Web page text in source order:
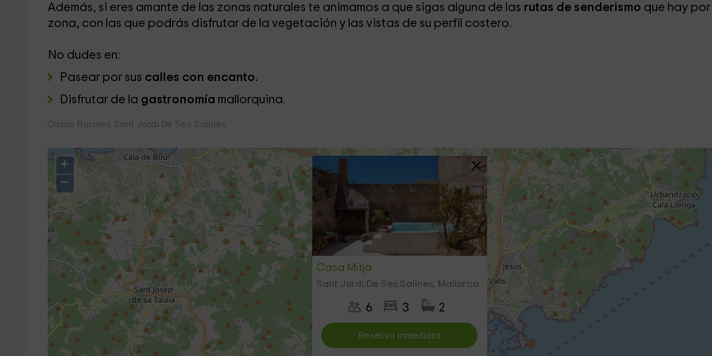
Además, si eres amante de las zonas naturales te animamos a que sigas alguna de las rutas de senderismo que hay por
zona, con las que podrás disfrutar de la vegetación y las vistas de su perfil costero.
No dudes en:
Pasear por sus calles con encanto.
Disfrutar de la gastronomía mallorquina.
Casas Rurales Sant Jordi De Ses Salines
Casa Mitja
Sant Jordi De Ses Salines, Mallorca
6 3 2
Reserva inmediata
+
−